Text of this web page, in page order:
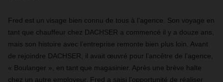
Fred est un visage bien connu de tous à l’agence. Son voyage en
tant que chauffeur chez DACHSER a commencé il y a douze ans,
mais son histoire avec l’entreprise remonte bien plus loin. Avant
de rejoindre DACHSER, il avait œuvré pour l’ancêtre de l’agence,
« Boulanger », en tant que magasinier. Après une brève halte
chez un autre employeur, Fred a saisi l’opportunité de réaliser